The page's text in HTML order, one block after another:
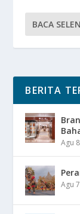
BACA
BERITA
Agu
Agu